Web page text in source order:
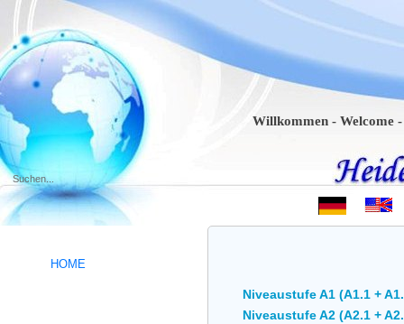
Willkommen - Welcome -
HOME
Niveaustufe A1 (A1.1 +
Niveaustufe A2 (A2.1 +